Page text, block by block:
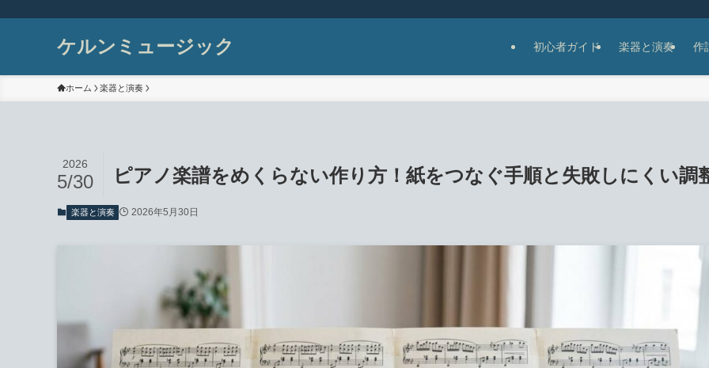
ケルンミュージック 初心者ガイド 楽器と演奏 作
ホーム 楽器と演奏
ピアノ楽譜をめくらない作り方！紙をつなぐ手順と失敗しにくい調
2026
5/30
楽器と演奏 2026年5月30日